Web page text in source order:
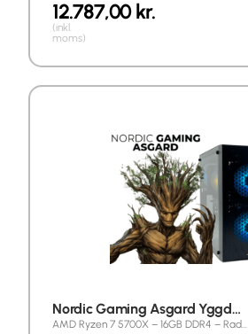
12.787,00kr.
(inkl.
moms)
Nordic Gaming Asgard Yggd…
AMD Ryzen 7 5700X – 16GB DDR4 – Rad…